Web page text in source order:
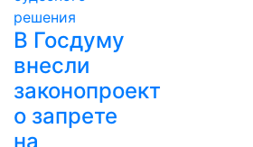
В Госдуму
внесли
законопроект
о запрете
на